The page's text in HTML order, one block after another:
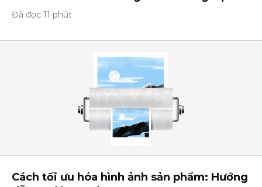
Đã đọc 11 phút
Cách tối ưu hóa hình ảnh sản phẩm: Hướng